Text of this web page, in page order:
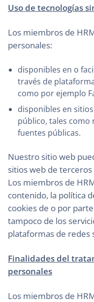
Uso de tecnologías
Los miembros de
personales:
disponibles en o
través de
como por ejemplo
disponibles en
público, tales como
fuentes públicas.
Nuestro sitio web
sitios web de
Los miembros de
contenido, la política
cookies de o por
tampoco de los
plataformas de redes
Finalidades del
personales
Los miembros de